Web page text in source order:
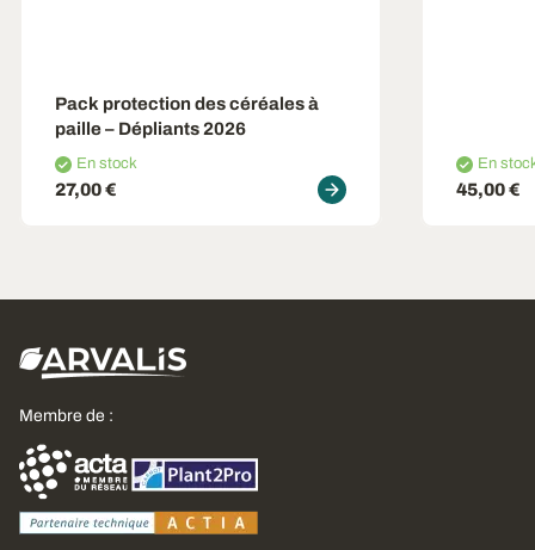
Pack protection des céréales à
paille – Dépliants 2026
En stock
27,00 €
En
45,00 €
Membre de :